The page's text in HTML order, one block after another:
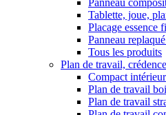
Panneau
Tablette, joue,
Placage essence
Panneau
Tous les produits
Plan de travail,
Compact intérieur
Plan de travail
Plan de travail